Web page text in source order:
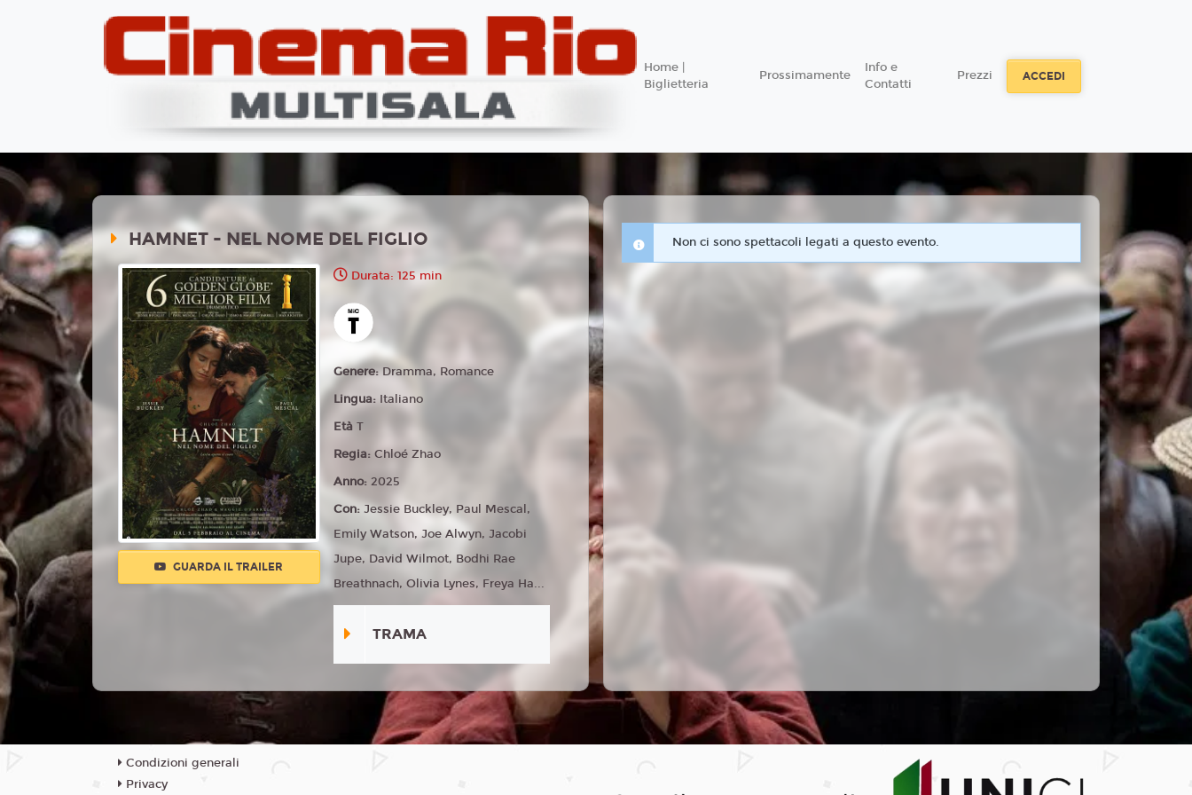
Home |
Biglietteria
Prossimamente
Info e
Contatti
Prezzi ACCEDI
HAMNET - NEL NOME DEL FIGLIO
GUARDA IL TRAILER
Durata: 125 min
Genere:Dramma, Romance
Lingua: Italiano
EtàT
Regia:Chloé Zhao
Anno:2025
Con:Jessie Buckley, Paul Mescal,
Emily Watson, Joe Alwyn, Jacobi
Jupe, David Wilmot, Bodhi Rae
Breathnach, Olivia Lynes, Freya Ha...
TRAMA
Non ci sono spettacoli legati a questo evento.
Condizioni generali
Privacy